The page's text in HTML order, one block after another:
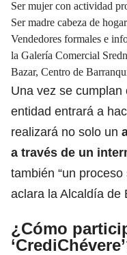
Ser mujer con actividad
Ser madre cabeza de
Vendedores formales e
la Galería Comercial
Bazar, Centro de
Una vez se
entidad entrará a
realizará no solo un
a través de un
también “un
aclara la Alcaldía de
¿Cómo